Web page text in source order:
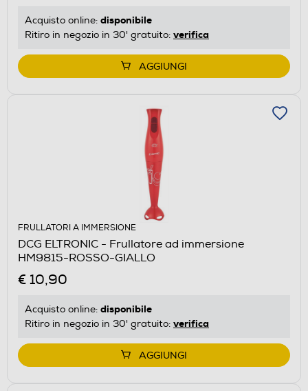
Acquisto online: disponibile
Ritiro in negozio in 30' gratuito: verifica
AGGIUNGI
FRULLATORI A IMMERSIONE
DCG ELTRONIC - Frullatore ad immersione
HM9815-ROSSO-GIALLO
€ 10,90
Acquisto online: disponibile
Ritiro in negozio in 30' gratuito: verifica
AGGIUNGI